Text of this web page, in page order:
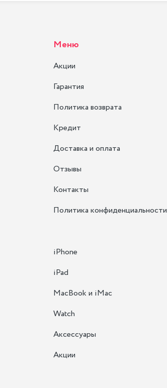
Меню
Акции
Гарантия
Политика возврата
Кредит
Доставка и оплата
Отзывы
Контакты
Политика конфиденциальности
iPhone
iPad
MacBook и iMac
Watch
Аксессуары
Акции